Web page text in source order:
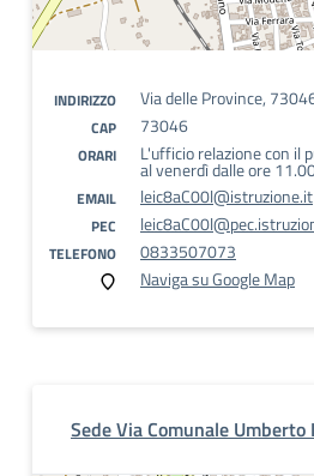
INDIRIZZO Via delle Province,
CAP 73046
ORARI L'ufficio relazione con il
al venerdì dalle ore
EMAIL leic8aC00l@istruzione.it
PEC
TELEFONO
0833507073
Naviga su Google Map
Sede Via Comunale Umberto I